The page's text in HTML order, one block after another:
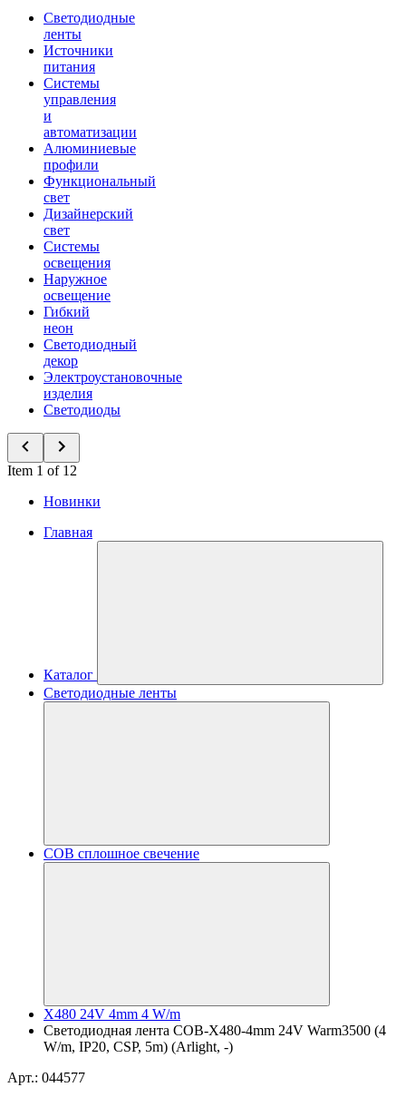
Светодиодные
ленты
Источники
питания
Системы
управления
и
автоматизации
Алюминиевые
профили
Функциональный
свет
Дизайнерский
свет
Системы
освещения
Наружное
освещение
Гибкий
неон
Светодиодный
декор
Электроустановочные
изделия
Светодиоды
Item 1 of 12
Новинки
Главная
Каталог
Светодиодные ленты
COB сплошное свечение
X480 24V 4mm 4 W/m
Светодиодная лента COB-X480-4mm 24V Warm3500 (4
W/m, IP20, CSP, 5m) (Arlight, -)
Арт.: 044577